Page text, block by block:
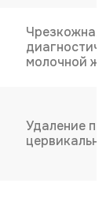
Чрезкожная
молочной
Удаление